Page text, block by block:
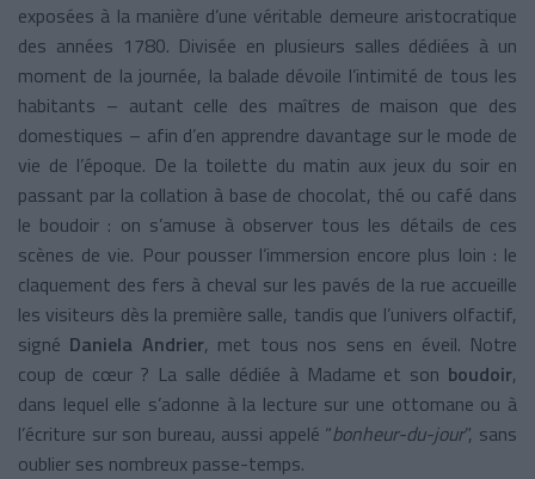
exposées à la manière d’une véritable demeure aristocratique
des années 1780. Divisée en plusieurs salles dédiées à un
moment de la journée, la balade dévoile l’intimité de tous les
habitants – autant celle des maîtres de maison que des
domestiques – afin d’en apprendre davantage sur le mode de
vie de l’époque. De la toilette du matin aux jeux du soir en
passant par la collation à base de chocolat, thé ou café dans
le boudoir : on s’amuse à observer tous les détails de ces
scènes de vie. Pour pousser l’immersion encore plus loin : le
claquement des fers à cheval sur les pavés de la rue accueille
les visiteurs dès la première salle, tandis que l’univers olfactif,
signé Daniela Andrier, met tous nos sens en éveil. Notre
coup de cœur ? La salle dédiée à Madame et son boudoir,
dans lequel elle s’adonne à la lecture sur une ottomane ou à
l’écriture sur son bureau, aussi appelé “bonheur-du-jour”, sans
oublier ses nombreux passe-temps.